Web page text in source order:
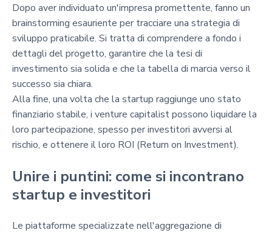
Dopo aver individuato un'impresa promettente, fanno un
brainstorming esauriente per tracciare una strategia di
sviluppo praticabile. Si tratta di comprendere a fondo i
dettagli del progetto, garantire che la tesi di
investimento sia solida e che la tabella di marcia verso il
successo sia chiara.
Alla fine, una volta che la startup raggiunge uno stato
finanziario stabile, i venture capitalist possono liquidare la
loro partecipazione, spesso per investitori avversi al
rischio, e ottenere il loro ROI (Return on Investment).
Unire i puntini: come si incontrano
startup e investitori
Le piattaforme specializzate nell'aggregazione di